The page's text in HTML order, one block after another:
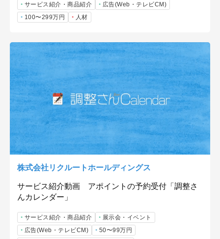
サービス紹介・商品紹介
広告(Web・テレビCM)
100〜299万円
人材
株式会社リクルートホールディングス
サービス紹介動画 アポイントの予約受付「調整さ
んカレンダー」
サービス紹介・商品紹介
展示会・イベント
広告(Web・テレビCM)
50〜99万円